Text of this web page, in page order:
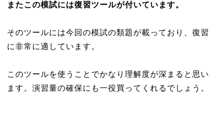
またこの模試には復習ツールが付いています。
そのツールには今回の模試の類題が載っており、復習
に非常に適しています。
このツールを使うことでかなり理解度が深まると思い
ます。演習量の確保にも一役買ってくれるでしょう。